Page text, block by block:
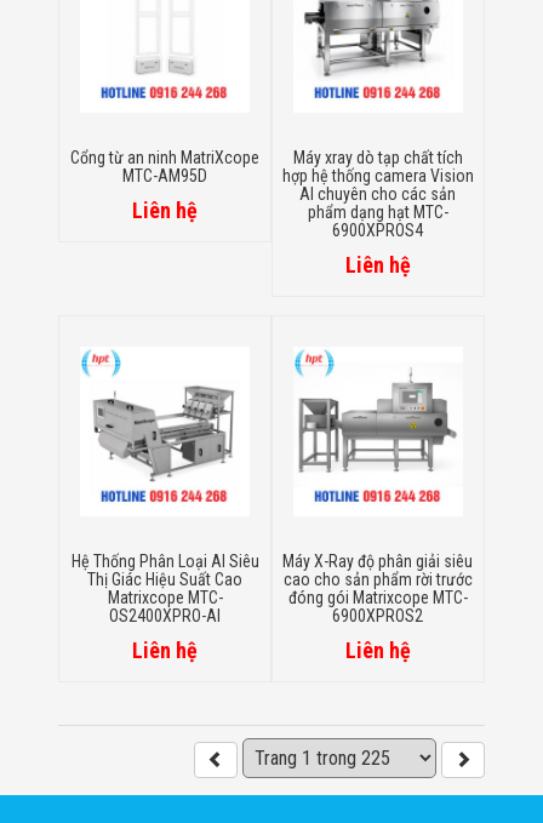
Cổng từ an ninh MatriXcope
MTC-AM95D
Liên hệ
Máy xray dò tạp chất tích
hợp hệ thống camera Vision
AI chuyên cho các sản
phẩm dạng hạt MTC-
6900XPROS4
Liên hệ
Hệ Thống Phân Loại AI Siêu
Thị Giác Hiệu Suất Cao
Matrixcope MTC-
OS2400XPRO-AI
Liên hệ
Máy X-Ray độ phân giải siêu
cao cho sản phẩm rời trước
đóng gói Matrixcope MTC-
6900XPROS2
Liên hệ